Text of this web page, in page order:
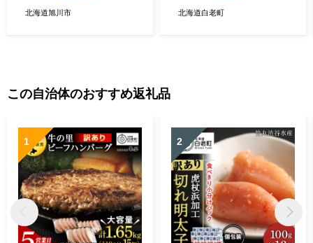
北海道旭川市 北海道白老町
この自治体のおすすめ返礼品
1 2